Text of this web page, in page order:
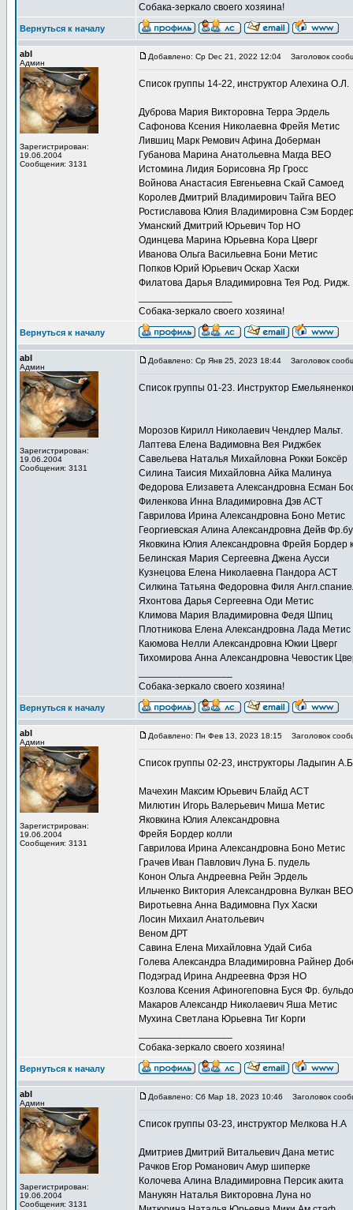
Собака-зеркало своего хозяина!
Вернуться к началу
abl
Админ
Зарегистрирован:
19.06.2004
Сообщения: 3131
Добавлено: Ср Dec 21, 2022 12:04 Заголовок
Список группы 14-22, инструктор Алехина О.Л.
Дуброва Мария Викторовна Терра Эрдель
Сафонова Ксения Николаевна Фрейя Метис
Лившиц Марк Ремович Афина Доберман
Губанова Марина Анатольевна Магда ВЕО
Истомина Лидия Борисовна Яр Гросс
Войнова Анастасия Евгеньевна Скай Самоед
Королев Дмитрий Владимирович Тайга ВЕО
Ростиславова Юлия Владимировна Сэм
Уманский Дмитрий Юрьевич Тор НО
Одинцева Марина Юрьевна Кора Цверг
Иванова Ольга Васильевна Бони Метис
Попков Юрий Юрьевич Оскар Хаски
Филатова Дарья Владимировна Тея Род. Ридж.
Собака-зеркало своего хозяина!
Вернуться к началу
abl
Админ
Зарегистрирован:
19.06.2004
Сообщения: 3131
Добавлено: Ср Янв 25, 2023 18:44 Заголовок
Список группы 01-23. Инструктор
Морозов Кирилл Николаевич Чендлер Мальт.
Лаптева Елена Вадимовна Вея Риджбек
Савельева Наталья Михайловна Рокки Боксёр
Силина Таисия Михайловна Айка Малинуа
Федорова Елизавета Александровна Есман
Филенкова Инна Владимировна Дэв АСТ
Гаврилова Ирина Александровна Боно Метис
Георгиевская Алина Александровна Дейв
Яковкина Юлия Александровна Фрейя Бордер
Белинская Мария Сергеевна Джена Аусси
Кузнецова Елена Николаевна Пандора АСТ
Силкина Татьяна Федоровна Филя
Яхонтова Дарья Сергеевна Оди Метис
Климова Мария Владимировна Федя Шпиц
Плотникова Елена Александровна Лада Метис
Каюмова Нелли Александровна Юкии Цверг
Тихомирова Анна Александровна Чевостик
Собака-зеркало своего хозяина!
Вернуться к началу
abl
Админ
Зарегистрирован:
19.06.2004
Сообщения: 3131
Добавлено: Пн Фев 13, 2023 18:15 Заголовок
Список группы 02-23, инструкторы Ладыгин
Мачехин Максим Юрьевич Блайд АСТ
Милютин Игорь Валерьевич Миша Метис
Яковкина Юлия Александровна
Фрейя Бордер колли
Гаврилова Ирина Александровна Боно Метис
Грачев Иван Павлович Луна Б. пудель
Конон Ольга Андреевна Рейн Эрдель
Ильченко Виктория Александровна Вулкан ВЕО
Виротьевна Анна Вадимовна Пух Хаски
Лосин Михаил Анатольевич
Веном ДРТ
Савина Елена Михайловна Удай Сиба
Голева Александра Владимировна Райнер
Подэград Ирина Андреевна Фрэя НО
Козлова Ксения Афиногеповна Буся Фр.
Макаров Александр Николаевич Яша Метис
Мухина Светлана Юрьевна Тиг Корги
Собака-зеркало своего хозяина!
Вернуться к началу
abl
Админ
Зарегистрирован:
19.06.2004
Сообщения: 3131
Добавлено: Сб Мар 18, 2023 10:46 Заголовок
Список группы 03-23, инструктор Мелкова Н.А
Дмитриев Дмитрий Витальевич Дана метис
Рачков Егор Романович Амур шиперке
Колочева Алина Владимировна Персик акита
Манукян Наталья Викторовна Луна но